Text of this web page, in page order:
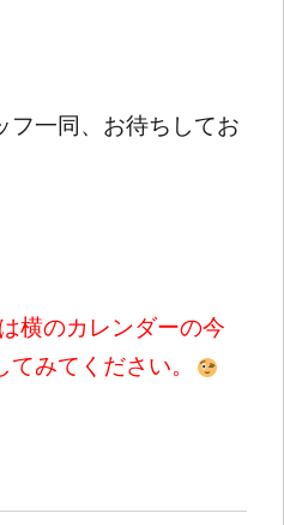
フ一同、お待ちしてお
横のカレンダーの今
みてください。